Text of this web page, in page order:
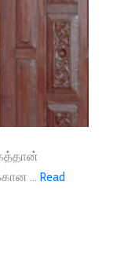
... Read